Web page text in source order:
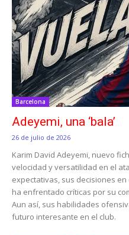
Barcelona
Adeyemi, una ‘bala’
26 de julio de 2026
Karim David Adeyemi, nuevo
velocidad y versatilidad en el
expectativas, sus decisiones
ha enfrentado críticas por su
Aun así, sus habilidades
futuro interesante en el club.